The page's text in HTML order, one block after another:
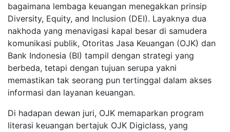
bagaimana lembaga keuangan menegakkan prinsip
Diversity, Equity, and Inclusion (DEI). Layaknya dua
nakhoda yang menavigasi kapal besar di samudera
komunikasi publik, Otoritas Jasa Keuangan (OJK) dan
Bank Indonesia (BI) tampil dengan strategi yang
berbeda, tetapi dengan tujuan serupa yakni
memastikan tak seorang pun tertinggal dalam akses
informasi dan layanan keuangan.
Di hadapan dewan juri, OJK memaparkan program
literasi keuangan bertajuk OJK Digiclass, yang